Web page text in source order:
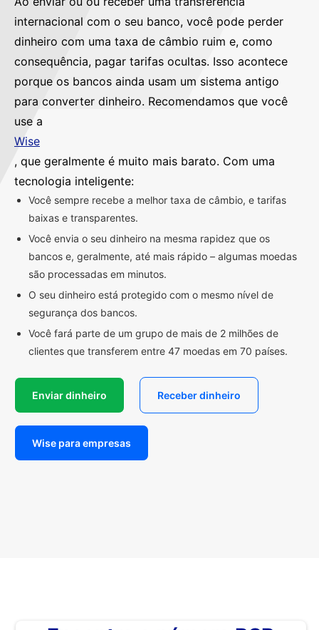
internacional com o seu banco, você pode perder
dinheiro com uma taxa de câmbio ruim e, como
consequência, pagar tarifas ocultas. Isso acontece
porque os bancos ainda usam um sistema antigo
para converter dinheiro. Recomendamos que você
use a
Wise
, que geralmente é muito mais barato. Com uma
tecnologia inteligente:
Você sempre recebe a melhor taxa de câmbio, e tarifas
baixas e transparentes.
Você envia o seu dinheiro na mesma rapidez que os
bancos e, geralmente, até mais rápido – algumas moedas
são processadas em minutos.
O seu dinheiro está protegido com o mesmo nível de
segurança dos bancos.
Você fará parte de um grupo de mais de 2 milhões de
clientes que transferem entre 47 moedas em 70 países.
Enviar dinheiro Receber dinheiro
Wise para empresas